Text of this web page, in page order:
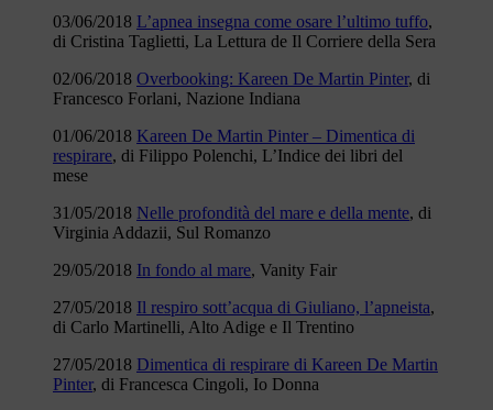
03/06/2018 L’apnea insegna come osare l’ultimo tuffo,
di Cristina Taglietti, La Lettura de Il Corriere della Sera
02/06/2018 Overbooking: Kareen De Martin Pinter, di
Francesco Forlani, Nazione Indiana
01/06/2018 Kareen De Martin Pinter – Dimentica di
respirare, di Filippo Polenchi, L’Indice dei libri del
mese
31/05/2018 Nelle profondità del mare e della mente, di
Virginia Addazii, Sul Romanzo
29/05/2018 In fondo al mare, Vanity Fair
27/05/2018 Il respiro sott’acqua di Giuliano, l’apneista,
di Carlo Martinelli, Alto Adige e Il Trentino
27/05/2018 Dimentica di respirare di Kareen De Martin
Pinter, di Francesca Cingoli, Io Donna